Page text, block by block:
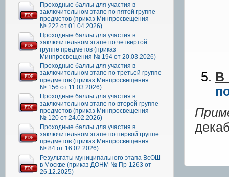
Проходные баллы для участия в
заключительном этапе по пятой группе
предметов (приказ Минпросвещения
№ 222 от 01.04.2026)
Проходные баллы для участия в
заключительном этапе по четвертой
группе предметов (приказ
Минпросвещения № 194 от 20.03.2026)
Проходные баллы для участия в
заключительном этапе по третьей группе
предметов (приказ Минпросвещения
№ 156 от 11.03.2026)
Проходные баллы для участия в
заключительном этапе по второй группе
предметов (приказ Минпросвещения
№ 120 от 24.02.2026)
Проходные баллы для участия в
заключительном этапе по первой группе
предметов (приказ Минпросвещения
№ 84 от 16.02.2026)
Результаты муниципального этапа ВсОШ
в Москве (приказ ДОНМ № Пр-1263 от
26.12.2025)
В